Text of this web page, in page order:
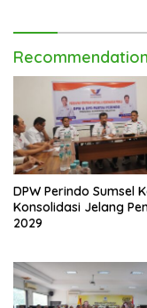
DPW Perindo Sumsel
Konsolidasi Jelang
2029